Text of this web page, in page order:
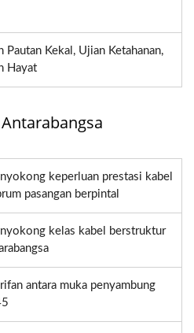
Pautan Kekal, Ujian Ketahanan,
Hayat
keperluan prestasi kabel
pasangan berpintal
kelas kabel berstruktur
antara muka penyambung